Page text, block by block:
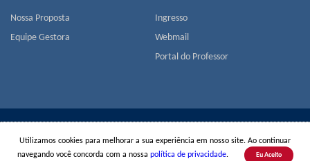
Nossa Proposta
Equipe Gestora
Ingresso
Webmail
Portal do Professor
905 - Morumbi - CEP 05618-001 - São Paulo | Tel.:+55(11)
3779-1800
Utilizamos cookies para melhorar a sua experiência em nosso site. Ao continuar
navegando você concorda com a nossa política de privacidade. Eu Aceito